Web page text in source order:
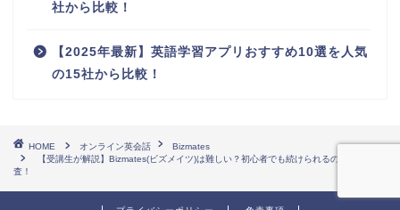
社から比較！
【2025年最新】英語学習アプリおすすめ10選を人気
の15社から比較！
HOME オンライン英会話
Bizmates
【受講生が解説】Bizmates(ビズメイツ)は難しい？初心者でも続けられるのか徹底調
査！